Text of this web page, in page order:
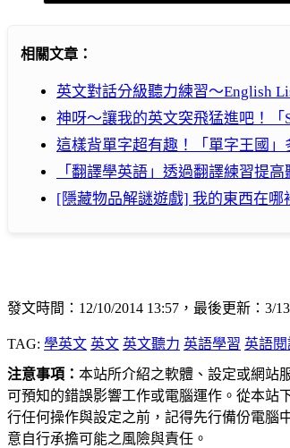
相關文章：
英文對話分級聽力練習～English
神呀～讓我的英文突飛猛進吧！「
這樣背單字超有趣！「單字王國
「翻譯學英語」透過翻譯練習提
[隱藏物品解謎遊戲] 我的東西在哪
發文時間：12/10/2014 13:57，最後更新：3/
TAG: 學英文 英文 英文聽力 英語學習 英語閱
注意事項： 本站所介紹之軟體、設定或網站
可預知的錯誤影響工作或電腦運作。從本站
行任何操作與設定之前，記得先行備份電腦
意自行承擔可能之風險與責任。